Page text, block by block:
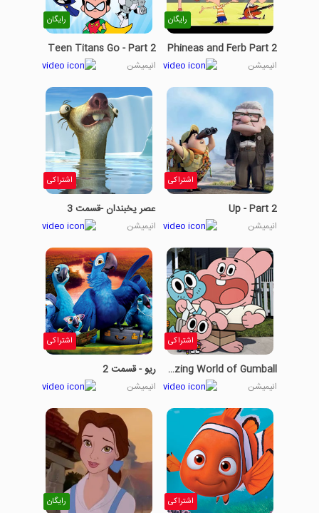
رایگان
Phineas and Ferb Part 2
انیمیشن
رایگان
Teen Titans Go - Part 2
انیمیشن
اشتراکی
Up - Part 2
انیمیشن
اشتراکی
عصر یخبندان -قسمت 3
انیمیشن
اشتراکی
The Amazing World of Gumball
انیمیشن
اشتراکی
ریو - قسمت 2
انیمیشن
اشتراکی رایگان